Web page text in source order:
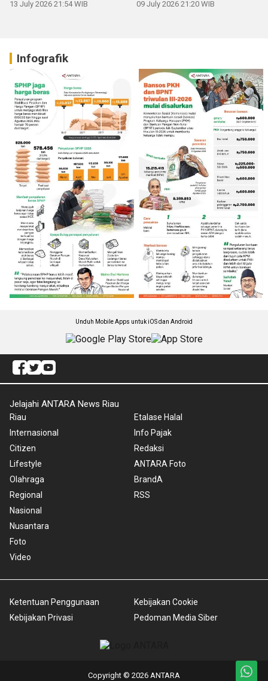
13 July 2026 21:54 WIB 09 July 2026 21:20 WIB
Infografik
Unduh Mobile Apps untuk iOS dan Android
Jelajahi ANTARA News Riau
Riau
Internasional
Citizen
Lifestyle
Olahraga
Regional
Nasional
Nusantara
Foto
Video
Etalase Halal
Info Pajak
Redaksi
ANTARA Foto
BrandA
RSS
Ketentuan Penggunaan
Kebijakan Privasi
Kebijakan Cookie
Pedoman Media Siber
Copyright © 2026 ANTARA